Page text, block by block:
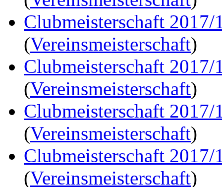
Clubmeisterschaft 2017/
(Vereinsmeisterschaft)
Clubmeisterschaft 2017/
(Vereinsmeisterschaft)
Clubmeisterschaft 2017/
(Vereinsmeisterschaft)
Clubmeisterschaft 2017/
(Vereinsmeisterschaft)